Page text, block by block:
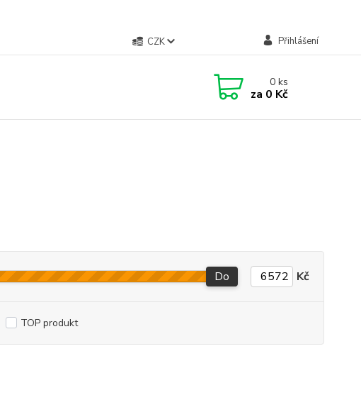
CZK Přihlášení
0ks
za 0 Kč
Do Kč
TOP produkt